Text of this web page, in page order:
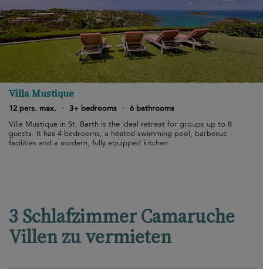
Villa Mustique
12 pers. max. · 3+ bedrooms · 6 bathrooms
Villa Mustique in St. Barth is the ideal retreat for groups up to 8
guests. It has 4 bedrooms, a heated swimming pool, barbecue
facilities and a modern, fully equipped kitchen.
3 Schlafzimmer Camaruche
Villen zu vermieten